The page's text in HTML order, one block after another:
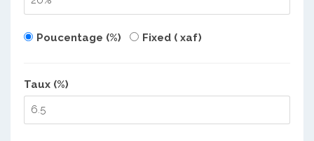
Poucentage (%) Fixed ( xaf)
Taux (%)